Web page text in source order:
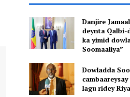
Danjire
deynta Qalbi-
ka yimid
Soomaaliya”
Dowladda
lagu ridey